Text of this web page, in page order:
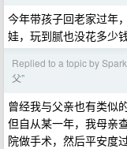
今年带孩子回老家过年
娃，玩到腻也没花多少
Replied to a topic by
父”
曾经我与父亲也有类似
但自从某一年，我母亲
院做手术，然后平安度